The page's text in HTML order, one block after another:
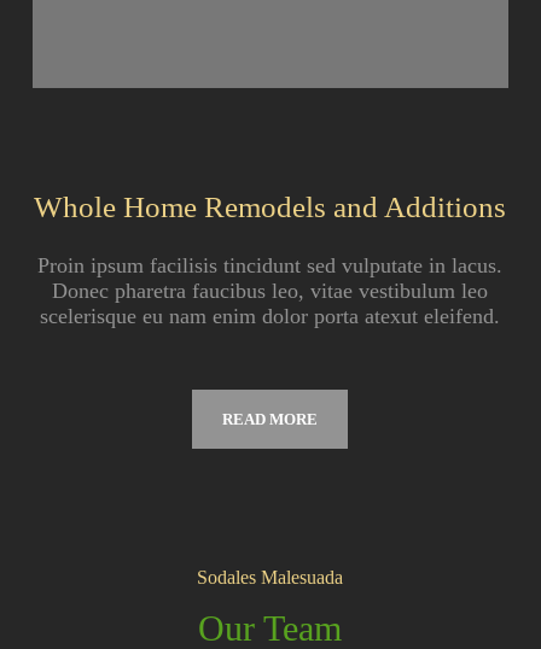
Whole Home Remodels and Additions
Proin ipsum facilisis tincidunt sed vulputate in lacus.
Donec pharetra faucibus leo, vitae vestibulum leo
scelerisque eu nam enim dolor porta atexut eleifend.
READ MORE
Sodales Malesuada
Our Team